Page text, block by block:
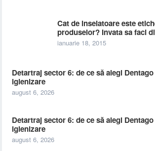
Cat de inselatoare este
produselor? Invata sa faci
ianuarie 18, 2015
Detartraj sector 6: de ce să alegi
igienizare
august 6, 2026
Detartraj sector 6: de ce să alegi
igienizare
august 6, 2026